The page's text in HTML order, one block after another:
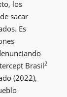
los
sacar
Es
Brasil2
(2022),